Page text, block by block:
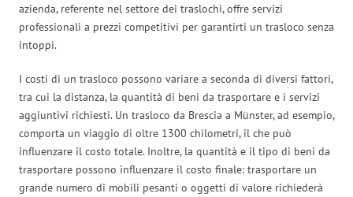
azienda, referente nel settore dei traslochi, offre servizi
professionali a prezzi competitivi per garantirti un trasloco senza
intoppi.
I costi di un trasloco possono variare a seconda di diversi fattori,
tra cui la distanza, la quantità di beni da trasportare e i servizi
aggiuntivi richiesti. Un trasloco da Brescia a Münster, ad esempio,
comporta un viaggio di oltre 1300 chilometri, il che può
influenzare il costo totale. Inoltre, la quantità e il tipo di beni da
trasportare possono influenzare il costo finale: trasportare un
grande numero di mobili pesanti o oggetti di valore richiederà